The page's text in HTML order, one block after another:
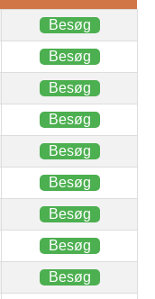
Besøg
Besøg
Besøg
Besøg
Besøg
Besøg
Besøg
Besøg
Besøg